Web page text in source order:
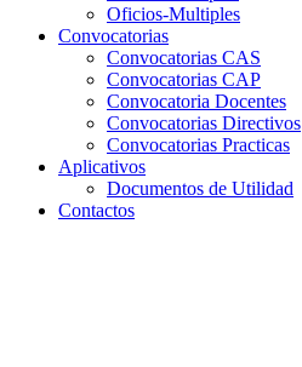
Oficios-Multiples
Convocatorias
Convocatorias CAS
Convocatorias CAP
Convocatoria Docentes
Convocatorias Directivos
Convocatorias Practicas
Aplicativos
Documentos de Utilidad
Contactos